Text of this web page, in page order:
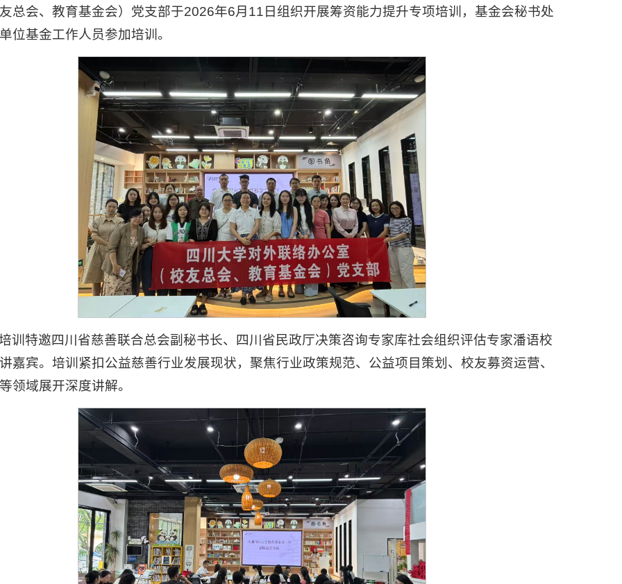
总会、教育基金会）党支部于2026年6月11日组织开展筹资能力提升专项培训，基金会秘书处
位基金工作人员参加培训。
训特邀四川省慈善联合总会副秘书长、四川省民政厅决策咨询专家库社会组织评估专家潘语校
嘉宾。培训紧扣公益慈善行业发展现状，聚焦行业政策规范、公益项目策划、校友募资运营、
领域展开深度讲解。